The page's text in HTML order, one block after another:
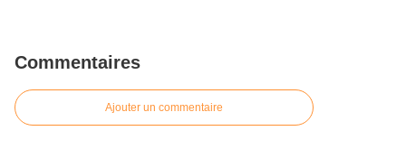
Commentaires
Ajouter un commentaire